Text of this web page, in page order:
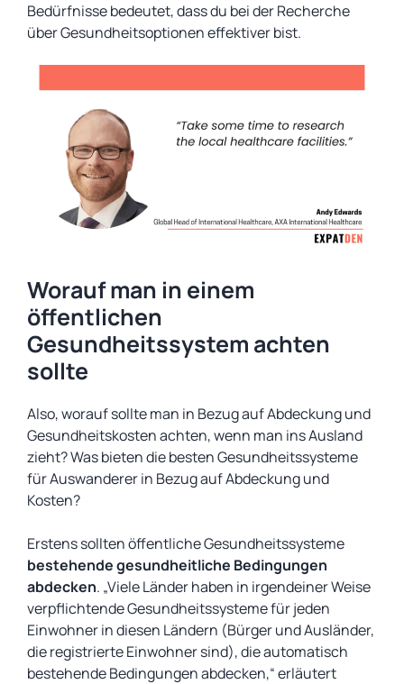
Bedürfnisse bedeutet, dass du bei der Recherche
über Gesundheitsoptionen effektiver bist.
Worauf man in einem
öffentlichen
Gesundheitssystem achten
sollte
Also, worauf sollte man in Bezug auf Abdeckung und
Gesundheitskosten achten, wenn man ins Ausland
zieht? Was bieten die besten Gesundheitssysteme
für Auswanderer in Bezug auf Abdeckung und
Kosten?
Erstens sollten öffentliche Gesundheitssysteme
bestehende gesundheitliche Bedingungen
abdecken. „Viele Länder haben in irgendeiner Weise
verpflichtende Gesundheitssysteme für jeden
Einwohner in diesen Ländern (Bürger und Ausländer,
die registrierte Einwohner sind), die automatisch
bestehende Bedingungen abdecken,“ erläutert